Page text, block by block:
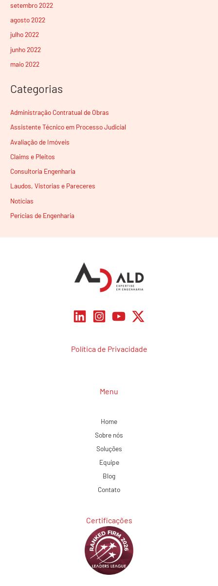
setembro 2022
agosto 2022
julho 2022
junho 2022
maio 2022
Categorias
Administração Contratual de Obras
Assistente Técnico em Processo Judicial
Avaliação de Imóveis
Claims e Pleitos
Consultoria Engenharia
Laudos, Vistorias e Pareceres
Notícias
Perícias de Engenharia
Política de Privacidade
Menu
Home
Sobre nós
Soluções
Equipe
Blog
Contato
Certificações